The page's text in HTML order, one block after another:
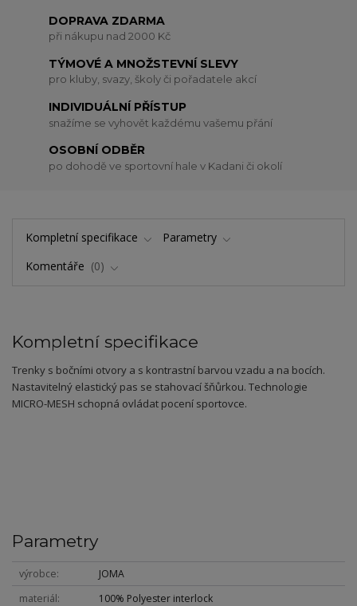
DOPRAVA ZDARMA
při nákupu nad 2000 Kč
TÝMOVÉ A MNOŽSTEVNÍ SLEVY
pro kluby, svazy, školy či pořadatele akcí
INDIVIDUÁLNÍ PŘÍSTUP
snažíme se vyhovět každému vašemu přání
OSOBNÍ ODBĚR
po dohodě ve sportovní hale v Kadani či okolí
Kompletní specifikace
Parametry
Komentáře
0
Kompletní specifikace
Trenky s bočními otvory a s kontrastní barvou vzadu a na bocích.
Nastavitelný elastický pas se stahovací šňůrkou. Technologie
MICRO-MESH schopná ovládat pocení sportovce.
Parametry
výrobce
JOMA
materiál
100% Polyester interlock